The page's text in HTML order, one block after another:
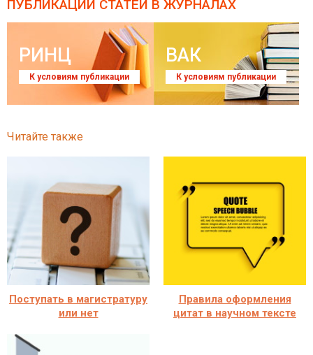
ПУБЛИКАЦИИ СТАТЕЙ В ЖУРНАЛАХ
РИНЦ
К условиям публикации
ВАК
К условиям публикации
Читайте также
Поступать в магистратуру
или нет
Правила оформления
цитат в научном тексте